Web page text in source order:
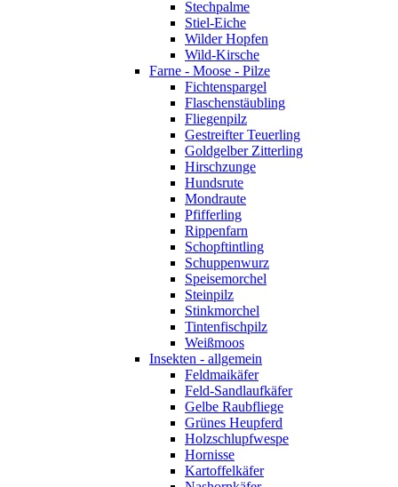
Stechpalme
Stiel-Eiche
Wilder Hopfen
Wild-Kirsche
Farne - Moose - Pilze
Fichtenspargel
Flaschenstäubling
Fliegenpilz
Gestreifter Teuerling
Goldgelber Zitterling
Hirschzunge
Hundsrute
Mondraute
Pfifferling
Rippenfarn
Schopftintling
Schuppenwurz
Speisemorchel
Steinpilz
Stinkmorchel
Tintenfischpilz
Weißmoos
Insekten - allgemein
Feldmaikäfer
Feld-Sandlaufkäfer
Gelbe Raubfliege
Grünes Heupferd
Holzschlupfwespe
Hornisse
Kartoffelkäfer